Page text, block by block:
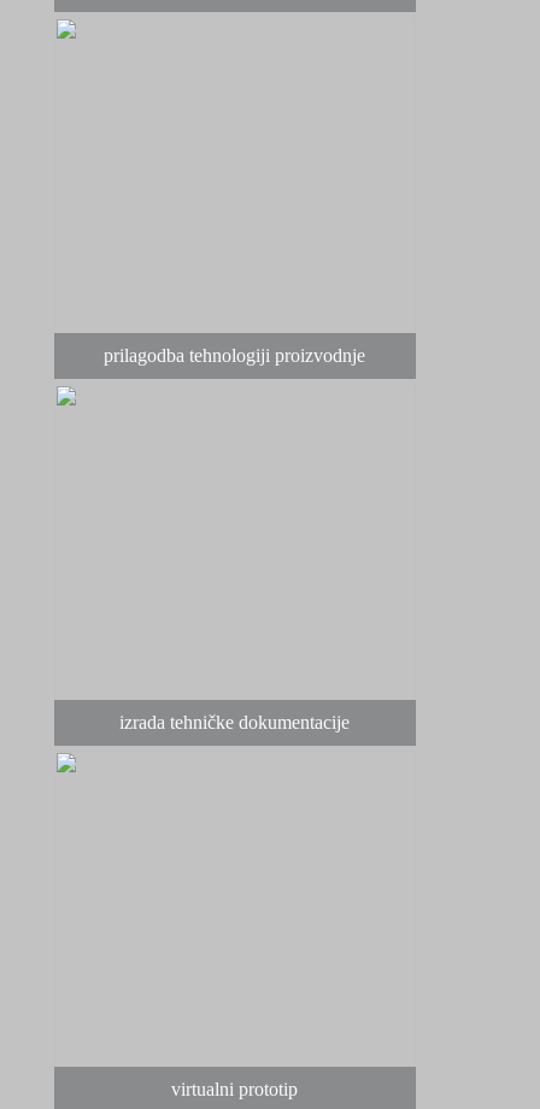
prilagodba tehnologiji proizvodnje
izrada tehničke dokumentacije
virtualni prototip